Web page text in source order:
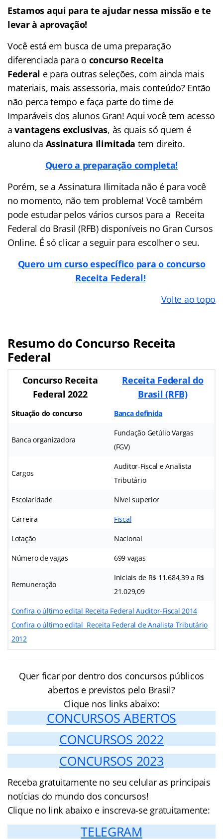
Estamos aqui para te ajudar nessa missão e te
levar à aprovação!
Você está em busca de uma preparação
diferenciada para o concurso Receita
Federal e para outras seleções, com ainda mais
materiais, mais assessoria, mais conteúdo? Então
não perca tempo e faça parte do time de
Imparáveis dos alunos Gran! Aqui você tem acesso
avantagens exclusivas, às quais só quem é
aluno da Assinatura Ilimitada tem direito.
Quero a preparação completa!
Porém, se a Assinatura Ilimitada não é para você
no momento, não tem problema! Você também
pode estudar pelos vários cursos para a Receita
Federal do Brasil (RFB) disponíveis no Gran Cursos
Online. É só clicar a seguir para escolher o seu.
Quero um curso específico para o concurso
Receita Federal!
Volte ao topo
Resumo do Concurso Receita
Federal
Concurso Receita
Federal 2022
Receita Federal do
Brasil (RFB)
Situação do concurso Banca definida
Banca organizadora
Fundação Getúlio Vargas
(FGV)
Cargos
Auditor-Fiscal e Analista
Tributário
Escolaridade Nível superior
Carreira Fiscal
Lotação Nacional
Número de vagas 699 vagas
Remuneração
Iniciais de R$ 11.684,39 a R$
21.029,09
Confira o último edital Receita Federal Auditor-Fiscal 2014
Confira o último edital Receita Federal de Analista Tributário
2012
Quer ficar por dentro dos concursos públicos
abertos e previstos pelo Brasil?
Clique nos links abaixo:
CONCURSOS ABERTOS
CONCURSOS 2022
CONCURSOS 2023
Receba gratuitamente no seu celular as principais
notícias do mundo dos concursos!
Clique no link abaixo e inscreva-se gratuitamente:
TELEGRAM